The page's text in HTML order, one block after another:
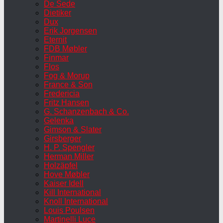
De Sede
Dietiker
Dux
Erik Jorgensen
Eternit
FDB Møbler
Finmar
Flos
Fog & Morup
France & Son
Fredericia
Fritz Hansen
G. Schanzenbach & Co.
Gelenka
Gimson & Slater
Girsberger
H. P. Spengler
Herman Miller
Holzäpfel
Hove Møbler
Kaiser Idell
Kill International
Knoll International
Louis Poulsen
Martinelli Luce